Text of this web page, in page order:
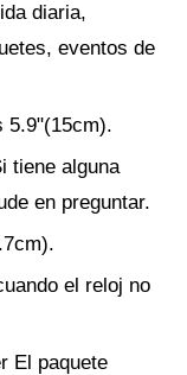
diaria,
eventos de
5.9"(15cm).
tiene alguna
en preguntar.
el reloj no
El paquete